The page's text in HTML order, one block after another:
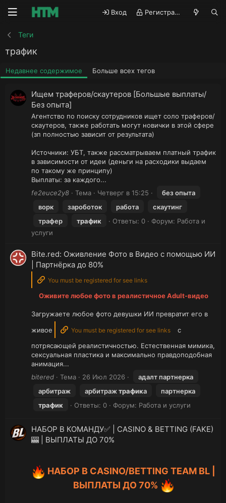
Вход Регистрация
Теги
трафик
Недавнее содержимое Больше всех тегов
Ищем траферов/cкаутеров [Большые выплаты/
Без опыта]
Агентство по поиску сотрудников ищет соло траферов/
скаутеров, также работать могут новички в этой сфере
(зп полностью зависит от результата)
Источники: УБТ, также рассматрываем платный трафик
в зависимости от идеи (деньги на расходики выдаем
по такому же принципу)
Выплаты: за каждого...
fe2euce2y8
Тема Четверг в 15:25
без опыта
ворк
зароботок работа
скаутинг
трафер
трафик Ответы: 0 Форум: Работа и
услуги
Bite.red: Оживление Фото в Видео с помощью ИИ
| Партнёрка до 80%
You must be registered for see links
Оживите любое фото в реалистичное Adult-видео
Загружаете любое фото девушки ИИ превратит его в
живое
You must be registered for see links
с
потрясающей реалистичностью. Естественная мимика,
сексуальная пластика и максимально правдоподобная
анимация...
bitered
Тема 26 Июл 2026
адалт партнерка
арбитраж
арбитражтрафика
партнерка
трафик
Ответы: 0 Форум: Работа и услуги
НАБОР В КОМАНДУ✅ | CASINO & BETTING (FAKE)
🎰 | ВЫПЛАТЫ ДО 70%
НАБОР В CASINO/BETTING TEAM BL |
ВЫПЛАТЫ ДО 70%